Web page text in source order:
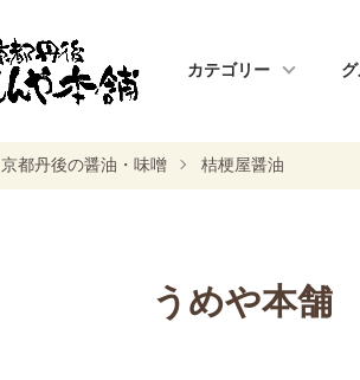
カテゴリー
京都丹後の醤油・味噌 桔梗屋醤油
うめや本舗